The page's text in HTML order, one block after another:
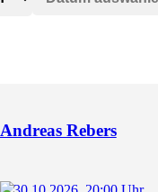
Andreas Rebers